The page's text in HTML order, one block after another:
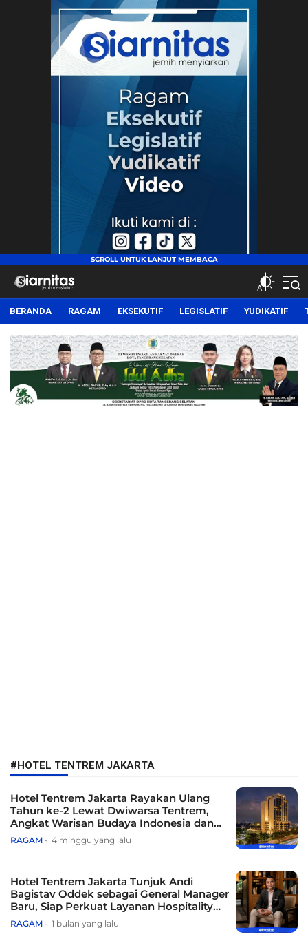
siarnitas
Jernih Menyiarkan
BERANDA RAGAM EKSEKUTIF LEGISLATIF YUDIKATIF
#HOTEL TENTREM JAKARTA
Hotel Tentrem Jakarta Rayakan Ulang
Tahun ke-2 Lewat Dwiwarsa Tentrem,
Angkat Warisan Budaya Indonesia dan
Dukung Pendidikan Anak Autisme
RAGAM 4 minggu yang lalu
Hotel Tentrem Jakarta Tunjuk Andi
Bagistav Oddek sebagai General Manager
Baru, Siap Perkuat Layanan Hospitality
Premium
RAGAM 1 bulan yang lalu